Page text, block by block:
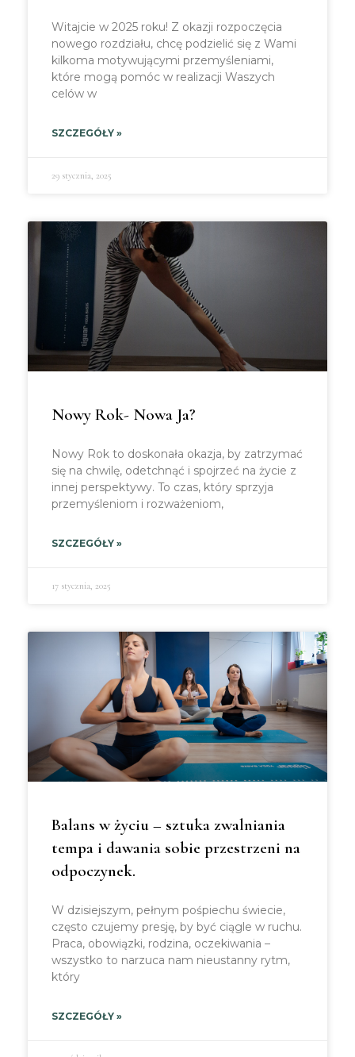
Witajcie w 2025 roku! Z okazji rozpoczęcia
nowego rozdziału, chcę podzielić się z Wami
kilkoma motywującymi przemyśleniami,
które mogą pomóc w realizacji Waszych
celów w
SZCZEGÓŁY »
29 stycznia, 2025
Nowy Rok- Nowa Ja?
Nowy Rok to doskonała okazja, by zatrzymać
się na chwilę, odetchnąć i spojrzeć na życie z
innej perspektywy. To czas, który sprzyja
przemyśleniom i rozważeniom,
SZCZEGÓŁY »
17 stycznia, 2025
Balans w życiu – sztuka zwalniania
tempa i dawania sobie przestrzeni na
odpoczynek.
W dzisiejszym, pełnym pośpiechu świecie,
często czujemy presję, by być ciągle w ruchu.
Praca, obowiązki, rodzina, oczekiwania –
wszystko to narzuca nam nieustanny rytm,
który
SZCZEGÓŁY »